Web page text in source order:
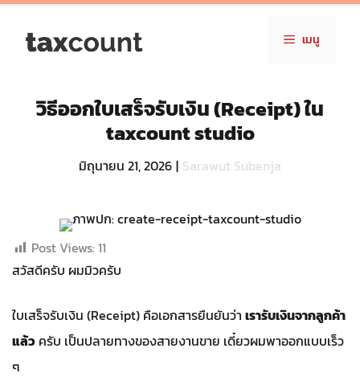
เมนู
วิธีออกใบเสร็จรับเงิน (Receipt) ใน
taxcount studio
มิถุนายน 21, 2026 | Sarawut Subenja
Post Views: 11
สวัสดีครับ ผมมิวครับ
ใบเสร็จรับเงิน (Receipt) คือเอกสารยืนยันว่า เรารับเงินจากลูกค้า
แล้ว ครับ เป็นปลายทางของสายงานขาย เดี๋ยวผมพาออกแบบเร็ว
ๆ